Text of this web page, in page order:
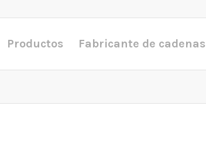
Productos Fabricante de cadenas